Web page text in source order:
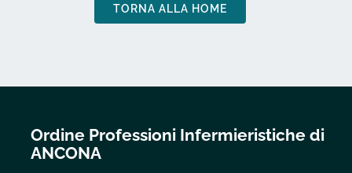
TORNA ALLA HOME
Ordine Professioni Infermieristiche di
ANCONA